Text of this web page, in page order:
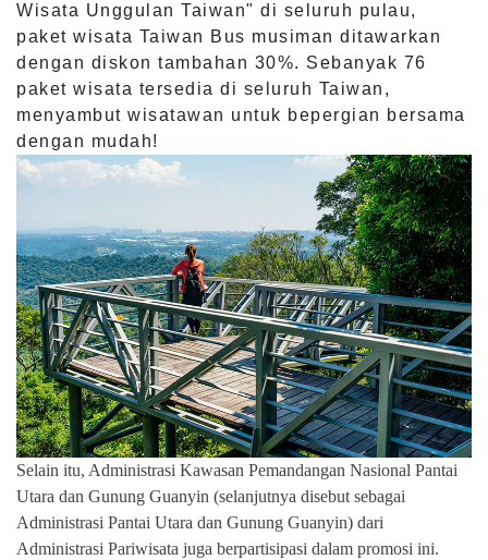
Wisata Unggulan Taiwan" di seluruh pulau,
paket wisata Taiwan Bus musiman ditawarkan
dengan diskon tambahan 30%. Sebanyak 76
paket wisata tersedia di seluruh Taiwan,
menyambut wisatawan untuk bepergian bersama
dengan mudah!
Selain itu, Administrasi Kawasan Pemandangan Nasional Pantai
Utara dan Gunung Guanyin (selanjutnya disebut sebagai
Administrasi Pantai Utara dan Gunung Guanyin) dari
Administrasi Pariwisata juga berpartisipasi dalam promosi ini.